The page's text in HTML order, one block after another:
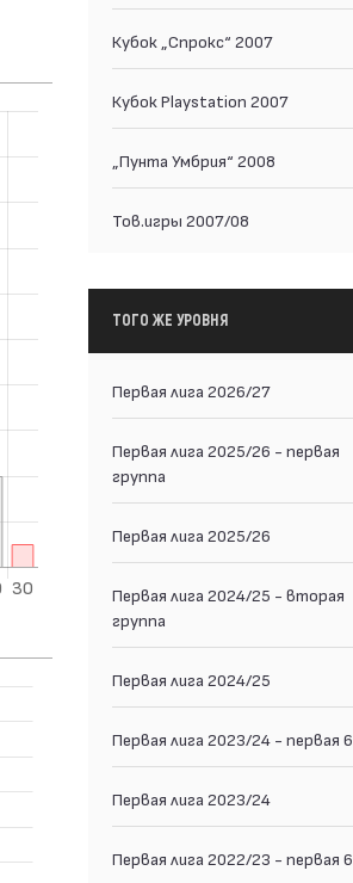
Кубок „Спрокс“ 2007
Кубок Playstation 2007
„Пунта Умбрия“ 2008
Тов.игры 2007/08
ТОГО ЖЕ УРОВНЯ
Первая лига 2026/27
Первая лига 2025/26 - первая
группа
Первая лига 2025/26
Первая лига 2024/25 - вторая
группа
Первая лига 2024/25
Первая лига 2023/24 - первая 6
Первая лига 2023/24
Первая лига 2022/23 - первая 6